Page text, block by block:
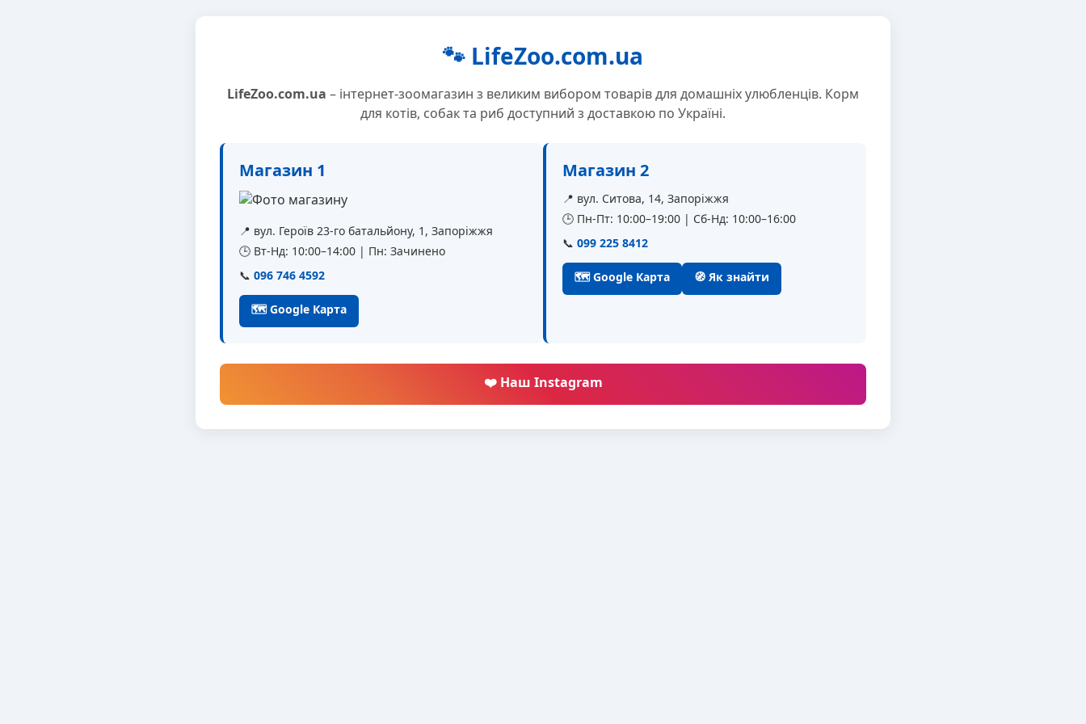
🐾 LifeZoo.com.ua
LifeZoo.com.ua – інтернет-зоомагазин з великим вибором товарів для домашніх улюбленців. Корм
для котів, собак та риб доступний з доставкою по Україні.
Магазин 1
📍 вул. Героїв 23-го батальйону, 1, Запоріжжя
🕒 Вт-Нд: 10:00–14:00 | Пн: Зачинено
📞 096 746 4592
🗺 Google Карта
Магазин 2
📍 вул. Ситова, 14, Запоріжжя
🕒 Пн-Пт: 10:00–19:00 | Сб-Нд: 10:00–16:00
📞 099 225 8412
🗺 Google Карта 🧭 Як знайти
❤️ Наш Instagram